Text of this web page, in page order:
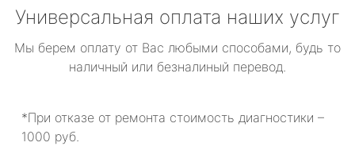
Универсальная оплата наших услуг
Мы берем оплату от Вас любыми способами, будь то
наличный или безналиный перевод.
*При отказе от ремонта стоимость диагностики –
1000 руб.